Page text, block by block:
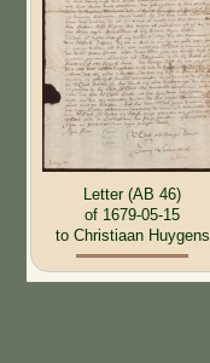
Letter (AB 46)
of 1679-05-15
to Christiaan Huygens